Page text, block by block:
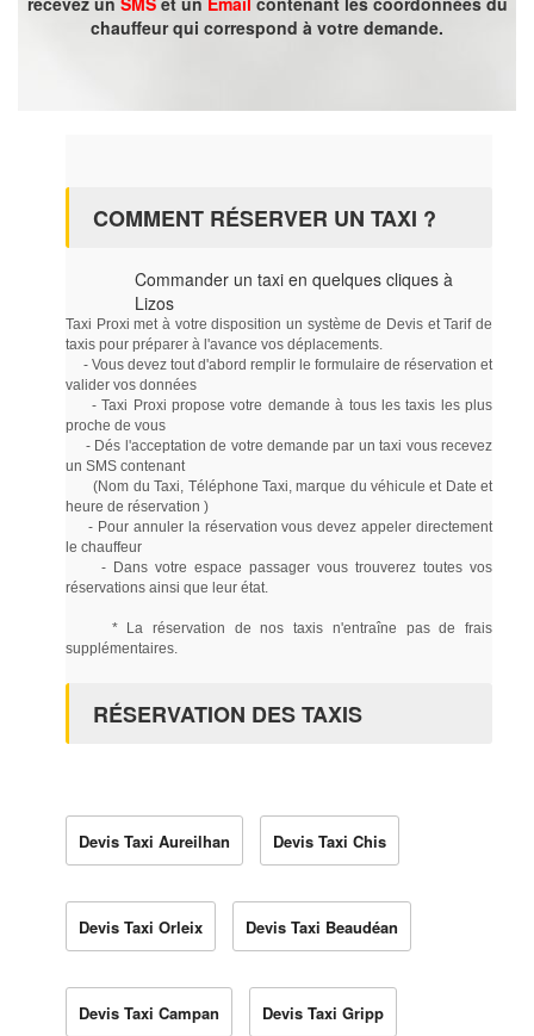
chauffeur qui correspond à votre demande.
COMMENT RÉSERVER UN TAXI ?
Commander un taxi en quelques cliques à
Lizos
Taxi Proxi met à votre disposition un système de Devis et Tarif de
taxis pour préparer à l'avance vos déplacements.
- Vous devez tout d'abord remplir le formulaire de réservation et
valider vos données
- Taxi Proxi propose votre demande à tous les taxis les plus
proche de vous
- Dés l'acceptation de votre demande par un taxi vous recevez
un SMS contenant
(Nom du Taxi, Téléphone Taxi, marque du véhicule et Date et
heure de réservation )
- Pour annuler la réservation vous devez appeler directement
le chauffeur
- Dans votre espace passager vous trouverez toutes vos
réservations ainsi que leur état.
* La réservation de nos taxis n'entraîne pas de frais
supplémentaires.
RÉSERVATION DES TAXIS
Devis Taxi Aureilhan Devis Taxi Chis
Devis Taxi Orleix Devis Taxi Beaudéan
Devis Taxi Campan Devis Taxi Gripp